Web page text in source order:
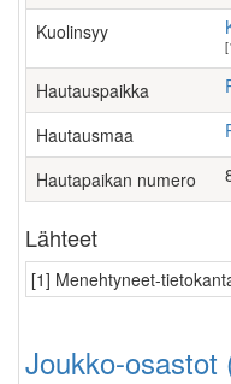
Kuolinsyy
Hautauspaikka
Hautausmaa
Hautapaikan numero
Lähteet
[1] Menehtyneet-
Joukko-osastot